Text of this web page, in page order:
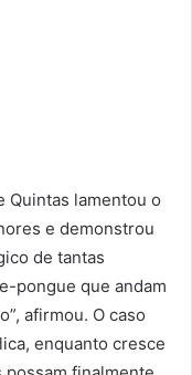
Quintas lamentou o
e demonstrou
de tantas
pongue que andam
afirmou. O caso
enquanto cresce